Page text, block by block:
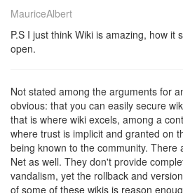
MauriceAlbert
P.S I just think Wiki is amazing, how it
open.
Not stated among the arguments for
obvious: that you can easily secure
that is where wiki excels, among a
where trust is implicit and granted on
being known to the community. There
Net as well. They don't provide
vandalism, yet the rollback and
of some of these wikis is reason